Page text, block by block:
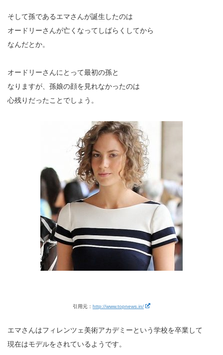
そして孫であるエマさんが誕生したのは
オードリーさんが亡くなってしばらくしてから
なんだとか。
オードリーさんにとって最初の孫と
なりますが、孫娘の顔を見れなかったのは
心残りだったことでしょう。
引用元： http://www.topnews.in/
エマさんはフィレンツェ美術アカデミーという学校を卒業して
現在はモデルをされているようです。